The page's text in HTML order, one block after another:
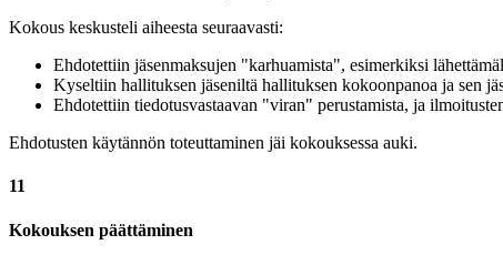
Kokous keskusteli aiheesta seuraavasti:
Ehdotettiin jäsenmaksujen "karhuamista", esimerkiksi
Kyseltiin hallituksen jäseniltä hallituksen kokoonpanoa ja sen
Ehdotettiin tiedotusvastaavan "viran" perustamista, ja
Ehdotusten käytännön toteuttaminen jäi kokouksessa auki.
11
Kokouksen päättäminen